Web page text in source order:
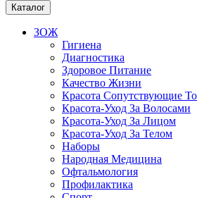
Каталог
ЗОЖ
Гигиена
Диагностика
Здоровое Питание
Качество Жизни
Красота Сопутствующие
Красота-Уход За Волосами
Красота-Уход За Лицом
Красота-Уход За Телом
Наборы
Народная Медицина
Офтальмология
Профилактика